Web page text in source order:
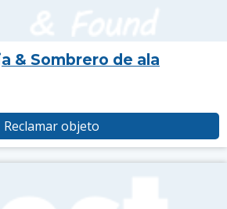
& Sombrero de ala
Reclamar objeto